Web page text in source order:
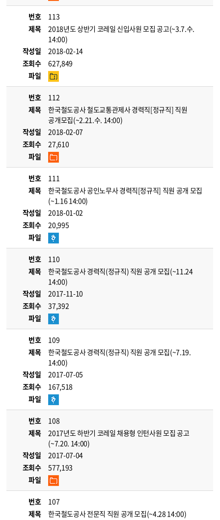
번호
113
제목
2018년도 상반기 코레일 신입사원 모집 공고(~3.7.수.
14:00)
작성일
2018-02-14
조회수
627,849
파일
번호
112
제목
한국철도공사 철도교통관제사 경력직[정규직] 직원
공개모집(~2.21.수. 14:00)
작성일
2018-02-07
조회수
27,610
파일
번호
111
제목
한국철도공사 공인노무사 경력직[정규직] 직원 공개 모집
(~1.16 14:00)
작성일
2018-01-02
조회수
20,995
파일
번호
110
제목
한국철도공사 경력직(정규직) 직원 공개 모집(~11.24
14:00)
작성일
2017-11-10
조회수
37,392
파일
번호
109
제목
한국철도공사 경력직(정규직) 직원 공개 모집(~7.19.
14:00)
작성일
2017-07-05
조회수
167,518
파일
번호
108
제목
2017년도 하반기 코레일 채용형 인턴사원 모집 공고
(~7.20. 14:00)
작성일
2017-07-04
조회수
577,193
파일
번호
107
제목
한국철도공사 전문직 직원 공개 모집(~4.28 14:00)